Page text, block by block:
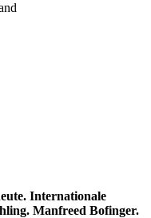
Internationale
Manfreed Bofinger.